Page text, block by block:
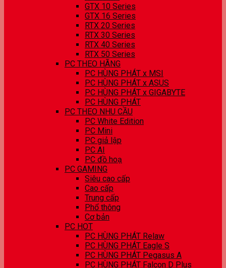
GTX 10 Series
GTX 16 Series
RTX 20 Series
RTX 30 Series
RTX 40 Series
RTX 50 Series
PC THEO HÃNG
PC HÙNG PHÁT x MSI
PC HÙNG PHÁT x ASUS
PC HÙNG PHÁT x GIGABYTE
PC HÙNG PHÁT
PC THEO NHU CẦU
PC White Edition
PC Mini
PC giả lập
PC AI
PC đồ hoạ
PC GAMING
Siêu cao cấp
Cao cấp
Trung cấp
Phổ thông
Cơ bản
PC HOT
PC HÙNG PHÁT Relaw
PC HÙNG PHÁT Eagle S
PC HÙNG PHÁT Pegasus A
PC HÙNG PHÁT Falcon D Plus